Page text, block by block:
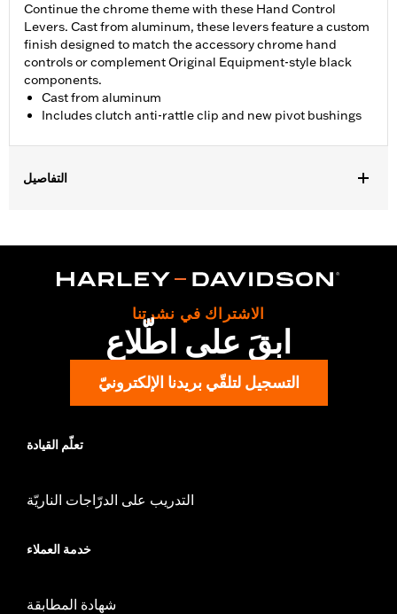
Continue the chrome theme with these Hand Control
Levers. Cast from aluminum, these levers feature a custom
finish designed to match the accessory chrome hand
controls or complement Original Equipment-style black
components.
Cast from aluminum
Includes clutch anti-rattle clip and new pivot bushings
التفاصيل
Material:Aluminum
Brake & clutch levers, clutch anti-rattle clip, new
1 year limited warranty – Go towww.h-
الاشتراك في نشرتنا
ابقَ على اطّلاع
التسجيل لتلقّي بريدنا الإلكترونيّ
تعلّم القيادة
التدريب على الدرّاجات الناريّة
خدمة العملاء
شهادة المطابقة